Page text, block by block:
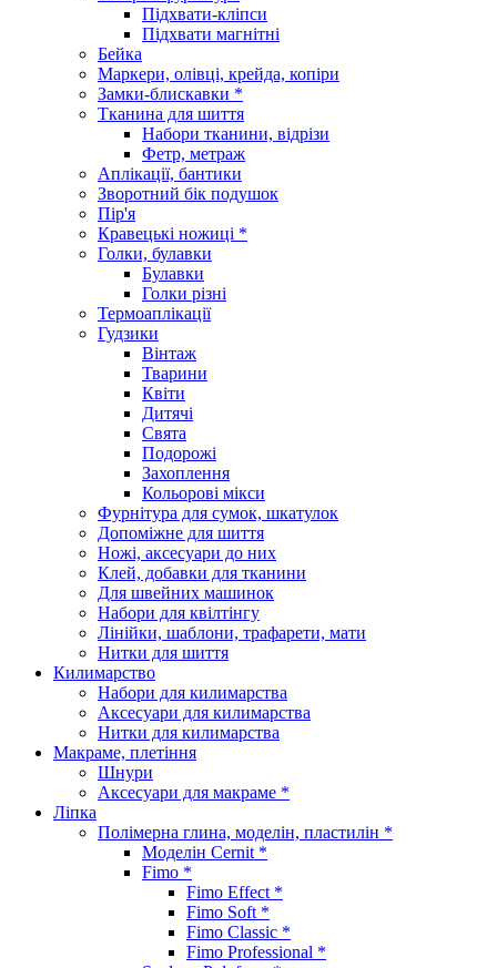
Підхвати-кліпси
Підхвати магнітні
Бейка
Маркери, олівці, крейда, копіри
Замки-блискавки *
Тканина для шиття
Набори тканини, відрізи
Фетр, метраж
Аплікації, бантики
Зворотний бік подушок
Пір'я
Кравецькі ножиці *
Голки, булавки
Булавки
Голки різні
Термоаплікації
Гудзики
Вінтаж
Тварини
Квіти
Дитячі
Свята
Подорожі
Захоплення
Кольорові мікси
Фурнітура для сумок, шкатулок
Допоміжне для шиття
Ножі, аксесуари до них
Клей, добавки для тканини
Для швейних машинок
Набори для квілтінгу
Лінійки, шаблони, трафарети, мати
Нитки для шиття
Килимарство
Набори для килимарства
Аксесуари для килимарства
Нитки для килимарства
Макраме, плетіння
Шнури
Аксесуари для макраме *
Ліпка
Полімерна глина, моделін, пластилін *
Моделін Cernit *
Fimo *
Fimo Effect *
Fimo Soft *
Fimo Classic *
Fimo Professional *